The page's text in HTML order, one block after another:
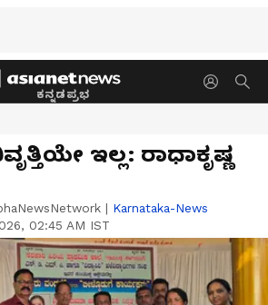
ಕನ್ನಡಪ್ರಭ
ಇಲ್ಲ: ರಾಧಾಕೃಷ್ಣ
| Karnataka-News
02:45 AM IST